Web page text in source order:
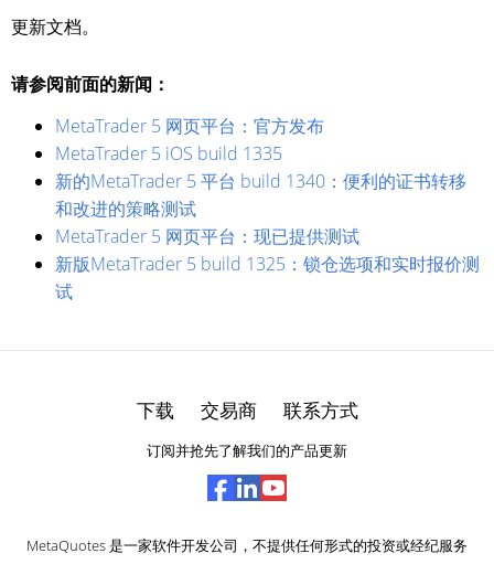
更新文档。
请参阅前面的新闻：
MetaTrader 5 网页平台：官方发布
MetaTrader 5 iOS build 1335
新的MetaTrader 5 平台 build 1340：便利的证书转移
和改进的策略测试
MetaTrader 5 网页平台：现已提供测试
新版MetaTrader 5 build 1325：锁仓选项和实时报价测
试
下载 交易商 联系方式
订阅并抢先了解我们的产品更新
MetaQuotes 是一家软件开发公司，不提供任何形式的投资或经纪服务